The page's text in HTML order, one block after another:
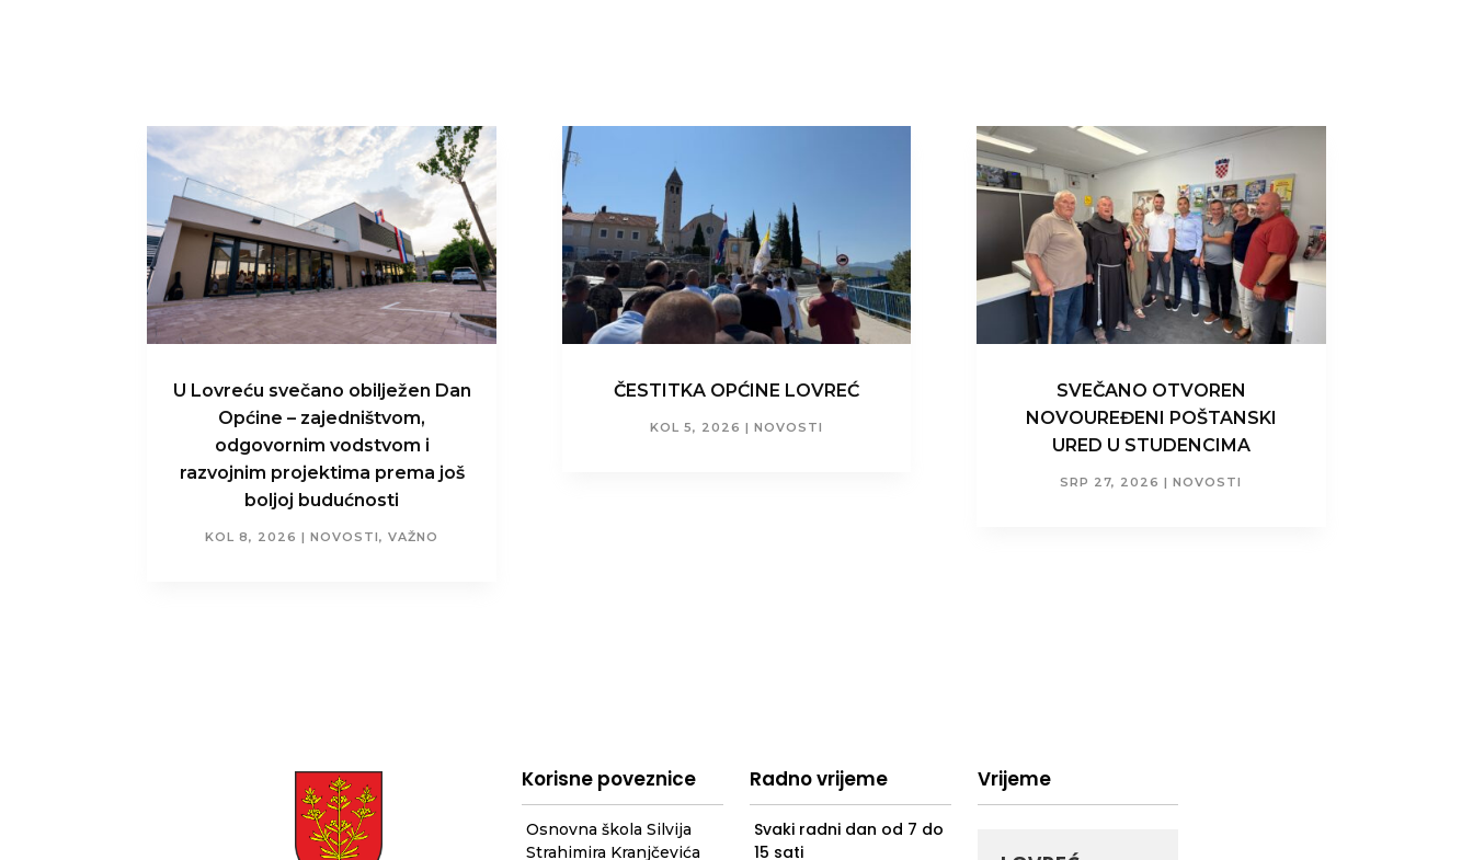
U Lovreću svečano obilježen Dan
Općine – zajedništvom,
odgovornim vodstvom i
razvojnim projektima prema još
boljoj budućnosti
KOL 8, 2026 |NOVOSTI,VAŽNO
ČESTITKA OPĆINE LOVREĆ
KOL 5, 2026 | NOVOSTI
SVEČANO OTVOREN
NOVOUREĐENI POŠTANSKI
URED U STUDENCIMA
SRP 27, 2026 |NOVOSTI
Korisne poveznice
Osnovna škola Silvija
Strahimira Kranjčevića
Radno vrijeme
Svaki radni dan od 7 do
15 sati
Vrijeme